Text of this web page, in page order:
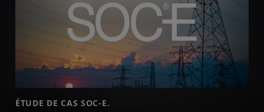
ÉTUDE DE CAS SOC-E.